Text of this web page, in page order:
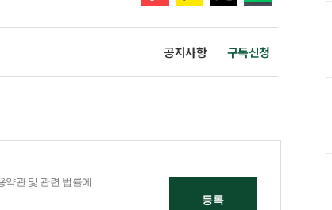
공지사항 구독신청